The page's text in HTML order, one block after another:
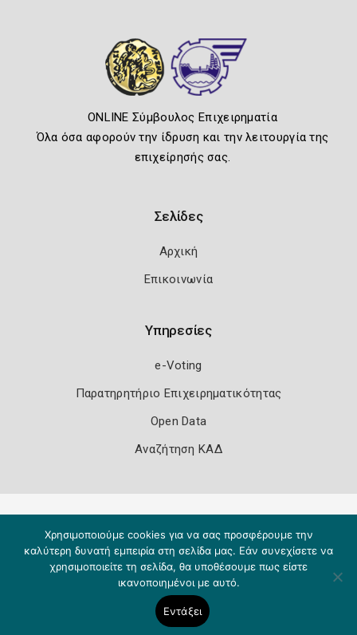
ONLINE Σύμβουλος Επιχειρηματία
Όλα όσα αφορούν την ίδρυση και την λειτουργία της
επιχείρησής σας.
Σελίδες
Αρχική
Επικοινωνία
Υπηρεσίες
e-Voting
Παρατηρητήριο Επιχειρηματικότητας
Open Data
Αναζήτηση ΚΑΔ
Χρησιμοποιούμε cookies για να σας προσφέρουμε την
καλύτερη δυνατή εμπειρία στη σελίδα μας. Εάν συνεχίσετε να
χρησιμοποιείτε τη σελίδα, θα υποθέσουμε πως είστε
ικανοποιημένοι με αυτό.
Εντάξει
Copyright 2026 Knowledge A.E.